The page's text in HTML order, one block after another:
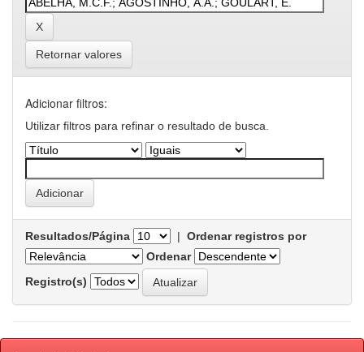
Retornar valores
Adicionar filtros:
Utilizar filtros para refinar o resultado de busca.
Resultados/Página | Ordenar registros por
Ordenar
Registro(s)